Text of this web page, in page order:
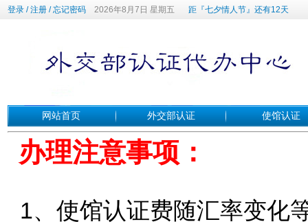
登录/注册/忘记密码 2026年8月7日 星期五 距『七夕情人节』还有12天
网站首页 外交部认证 使馆认证
办理注意事项：
1、使馆认证费随汇率变化